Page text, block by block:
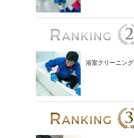
浴室クリーニング